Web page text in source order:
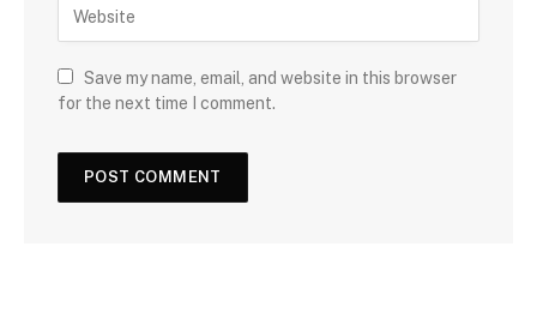
Save my name, email, and website in this browser
for the next time I comment.